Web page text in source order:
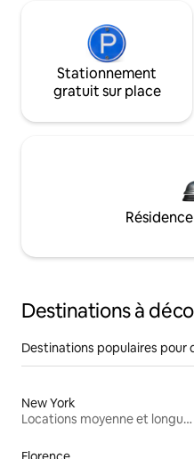
Stationnement
gratuit sur place
Destinations à
Destinations populaires pour
New York
Locations moyenne et longue durée